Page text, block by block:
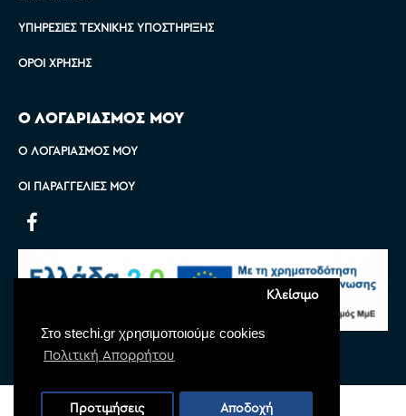
Στο stechi.gr χρησιμοποιούμε cookies
Πολιτική Απορρήτου
Κλείσιμο
Προτιμήσεις Αποδοχή
ΥΠΗΡΕΣΊΕΣ ΤΕΧΝΙΚΉΣ ΥΠΟΣΤΉΡΙΞΗΣ
ΌΡΟΙ ΧΡΉΣΗΣ
Ο ΛΟΓΑΡΙΑΣΜΟΣ ΜΟΥ
Ο ΛΟΓΑΡΙΑΣΜΌΣ ΜΟΥ
ΟΙ ΠΑΡΑΓΓΕΛΊΕΣ ΜΟΥ
Copyright © 2022 Stechi, All Rights Reserved